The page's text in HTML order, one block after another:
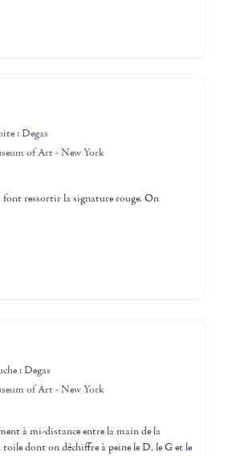
: Degas
of Art - New York
font ressortir la signature rouge. On
: Degas
of Art - New York
à mi-distance entre la main de la
toile dont on déchiffre à peine le D, le G et le